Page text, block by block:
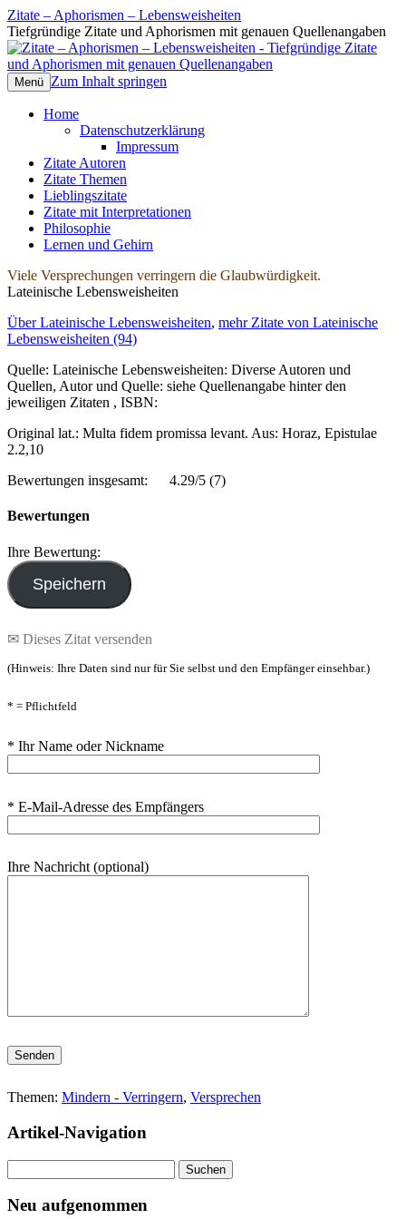
Zitate – Aphorismen – Lebensweisheiten
Tiefgründige Zitate und Aphorismen mit genauen Quellenangaben
Menü Zum Inhalt springen
Home
Datenschutzerklärung
Impressum
Zitate Autoren
Zitate Themen
Lieblingszitate
Zitate mit Interpretationen
Philosophie
Lernen und Gehirn
Viele Versprechungen verringern die Glaubwürdigkeit.
Lateinische Lebensweisheiten
Über Lateinische Lebensweisheiten, mehr Zitate von Lateinische
Lebensweisheiten (94)
Quelle: Lateinische Lebensweisheiten: Diverse Autoren und
Quellen, Autor und Quelle: siehe Quellenangabe hinter den
jeweiligen Zitaten , ISBN:
Original lat.: Multa fidem promissa levant. Aus: Horaz, Epistulae
2.2,10
Bewertungen insgesamt:
4.29/5 (7)
Bewertungen
Ihre Bewertung:
✉ Dieses Zitat versenden
(Hinweis: Ihre Daten sind nur für Sie selbst und den Empfänger einsehbar.)
* = Pflichtfeld
* Ihr Name oder Nickname
* E-Mail-Adresse des Empfängers
Ihre Nachricht (optional)
Bitte lasse dieses Feld leer.
Themen: Mindern - Verringern, Versprechen
Artikel-Navigation
nach:
Neu aufgenommen